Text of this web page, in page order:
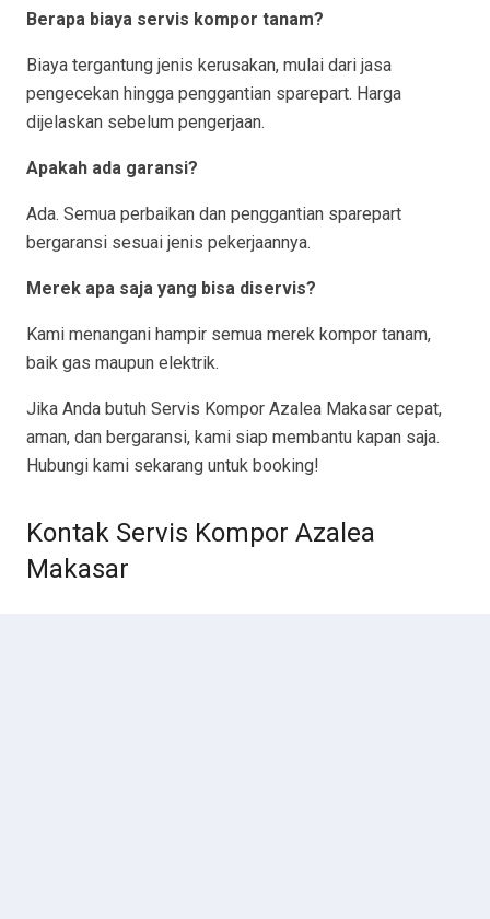
Berapa biaya servis kompor tanam?
Biaya tergantung jenis kerusakan, mulai dari jasa
pengecekan hingga penggantian sparepart. Harga
dijelaskan sebelum pengerjaan.
Apakah ada garansi?
Ada. Semua perbaikan dan penggantian sparepart
bergaransi sesuai jenis pekerjaannya.
Merek apa saja yang bisa diservis?
Kami menangani hampir semua merek kompor tanam,
baik gas maupun elektrik.
Jika Anda butuh Servis Kompor Azalea Makasar cepat,
aman, dan bergaransi, kami siap membantu kapan saja.
Hubungi kami sekarang untuk booking!
Kontak Servis Kompor Azalea
Makasar